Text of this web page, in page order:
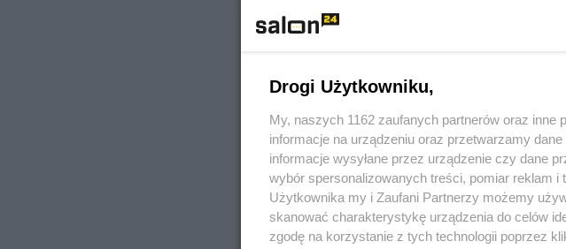
Drogi Użytkowniku,
My, naszych 1162 zaufanych partnerów oraz
informacje na urządzeniu oraz przetwarzamy
informacje wysyłane przez urządzenie czy dane
wybór spersonalizowanych treści, pomiar reklam i
Użytkownika my i Zaufani Partnerzy możemy
skanować charakterystykę urządzenia do celów
zgodę na korzystanie z tych technologii poprzez